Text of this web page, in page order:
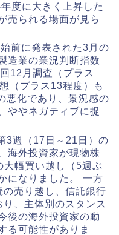
度に大きく上昇した
売られる場面が見ら
前に発表された3月の
造業の業況判断指数
12月調査（プラス
（プラス13程度）も
悪化であり、景況感の
ややネガティブに捉
3週（17日～21日）の
海外投資家が現物株
幅買い越し（5週ぶ
になりました。 一方
売り越し、信託銀行
、主体別のスタンス
後の海外投資家の動
る可能性がありま